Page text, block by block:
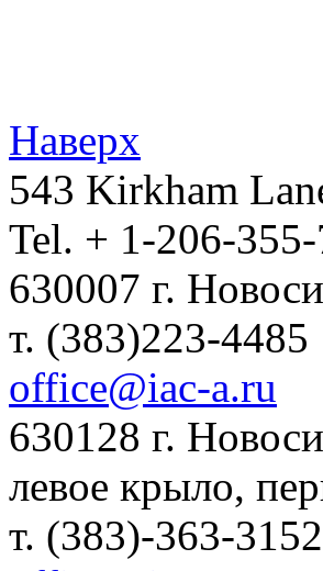
Наверх
543 Kirkham
Tel. + 1-206-
630007 г.
т. (383)223-4485
office@iac-a.ru
630128 г.
левое крыло,
т. (383)-363-3152